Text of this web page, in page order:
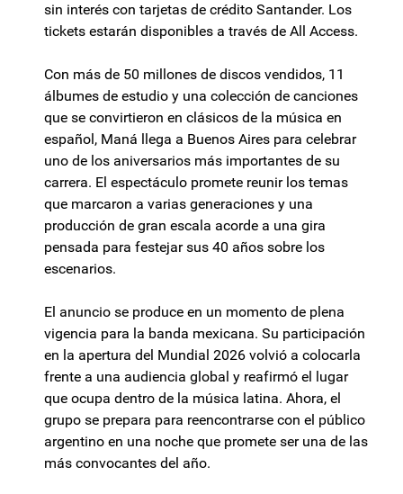
sin interés con tarjetas de crédito Santander. Los
tickets estarán disponibles a través de All Access.
Con más de 50 millones de discos vendidos, 11
álbumes de estudio y una colección de canciones
que se convirtieron en clásicos de la música en
español, Maná llega a Buenos Aires para celebrar
uno de los aniversarios más importantes de su
carrera. El espectáculo promete reunir los temas
que marcaron a varias generaciones y una
producción de gran escala acorde a una gira
pensada para festejar sus 40 años sobre los
escenarios.
El anuncio se produce en un momento de plena
vigencia para la banda mexicana. Su participación
en la apertura del Mundial 2026 volvió a colocarla
frente a una audiencia global y reafirmó el lugar
que ocupa dentro de la música latina. Ahora, el
grupo se prepara para reencontrarse con el público
argentino en una noche que promete ser una de las
más convocantes del año.